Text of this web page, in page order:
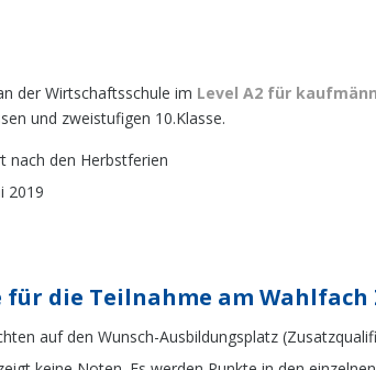
der Wirtschaftsschule im Level A2 für
und zweistufigen 10.Klasse.
nach den Herbstferien
2019
die Teilnahme am
auf den Wunsch-Ausbildungsplatz